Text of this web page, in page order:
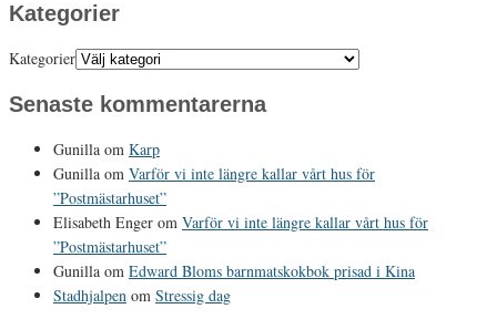
Kategorier
Kategorier
Senaste kommentarerna
Gunilla om Karp
Gunilla om Varför vi inte längre kallar vårt hus för
”Postmästarhuset”
Elisabeth Enger om Varför vi inte längre kallar vårt hus för
”Postmästarhuset”
Gunilla om Edward Bloms barnmatskokbok prisad i Kina
Stadhjalpen om Stressig dag